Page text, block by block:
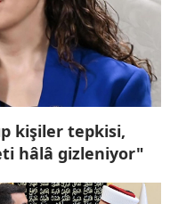
kişiler tepkisi,
hâlâ gizleniyor"